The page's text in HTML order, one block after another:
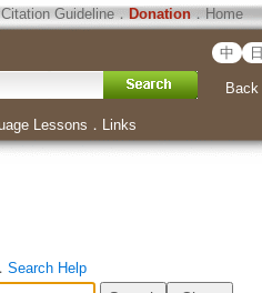
Citation Guideline． Donation．Home
中 日
Back
Lessons ． Links
Search Help